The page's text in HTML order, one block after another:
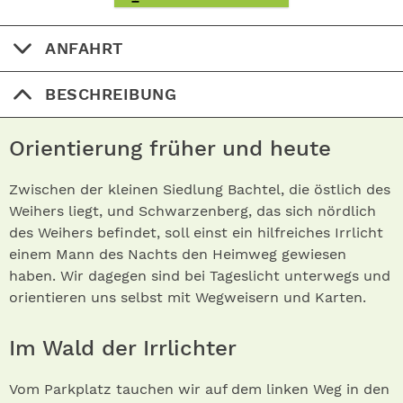
ANFAHRT
BESCHREIBUNG
Orientierung früher und heute
Zwischen der kleinen Siedlung Bachtel, die östlich des
Weihers liegt, und Schwarzenberg, das sich nördlich
des Weihers befindet, soll einst ein hilfreiches Irrlicht
einem Mann des Nachts den Heimweg gewiesen
haben. Wir dagegen sind bei Tageslicht unterwegs und
orientieren uns selbst mit Wegweisern und Karten.
Im Wald der Irrlichter
Vom Parkplatz tauchen wir auf dem linken Weg in den